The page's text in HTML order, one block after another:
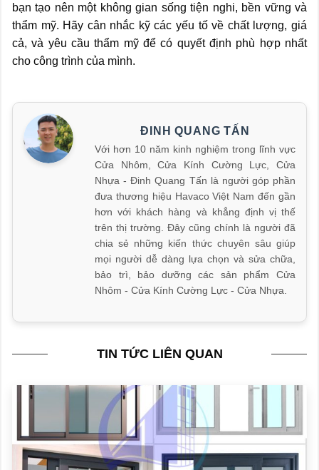
bạn tạo nên một không gian sống tiện nghi, bền vững và
thẩm mỹ. Hãy cân nhắc kỹ các yếu tố về chất lượng, giá
cả, và yêu cầu thẩm mỹ để có quyết định phù hợp nhất
cho công trình của mình.
ĐINH QUANG TẤN
Với hơn 10 năm kinh nghiệm trong lĩnh vực
Cửa Nhôm, Cửa Kính Cường Lực, Cửa
Nhựa - Đinh Quang Tấn là người góp phần
đưa thương hiệu Havaco Việt Nam đến gần
hơn với khách hàng và khẳng định vị thế
trên thị trường. Đây cũng chính là người đã
chia sẻ những kiến thức chuyên sâu giúp
mọi người dễ dàng lựa chọn và sửa chữa,
bảo trì, bảo dưỡng các sản phẩm Cửa
Nhôm - Cửa Kính Cường Lực - Cửa Nhựa.
TIN TỨC LIÊN QUAN